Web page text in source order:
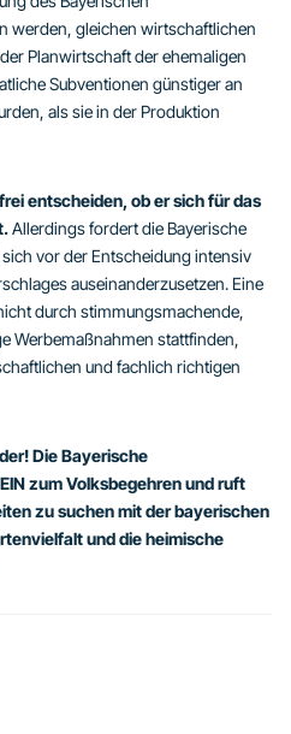
werden, gleichen wirtschaftlichen
Planwirtschaft der ehemaligen
Subventionen günstiger an
als sie in der Produktion
entscheiden, ob er sich für das
Allerdings fordert die Bayerische
vor der Entscheidung intensiv
auseinanderzusetzen. Eine
durch stimmungsmachende,
Werbemaßnahmen stattfinden,
und fachlich richtigen
Die Bayerische
zum Volksbegehren und ruft
zu suchen mit der bayerischen
und die heimische